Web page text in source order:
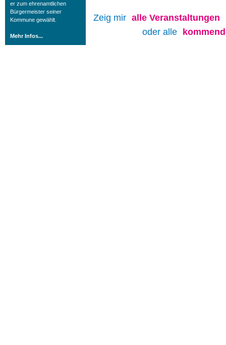
er zum ehrenamtlichen
Bürgermeister seiner
Kommune gewählt.
Mehr Infos...
Zeig mir alle Veranstaltungen
oder alle